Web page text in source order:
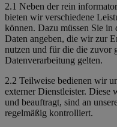
2.1 Neben der rein
bieten wir verschiedene
können. Dazu müssen Sie in
Daten angeben, die wir zur
nutzen und für die die zuvor
Datenverarbeitung gelten.
2.2 Teilweise bedienen wir
externer Dienstleister. Diese
und beauftragt, sind an
regelmäßig kontrolliert.